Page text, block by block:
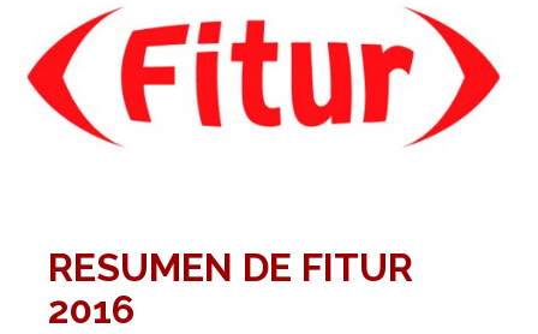
RESUMEN DE FITUR
2016